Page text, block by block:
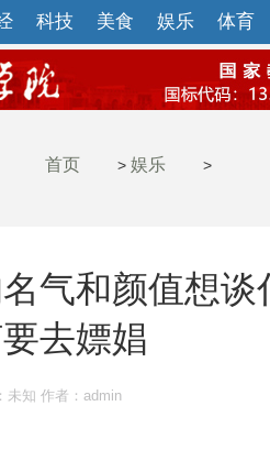
科技 美食 娱乐 体育
首页 > 娱乐 >
气和颜值想
去嫖娼
未知 作者：admin